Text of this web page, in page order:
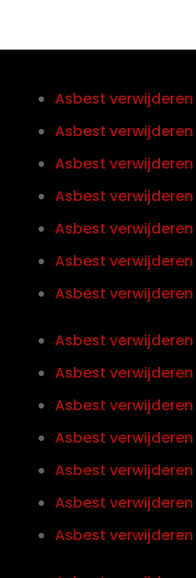
Asbest
Asbest
Asbest verwijderen
Asbest
Asbest verwijderen
Asbest
Asbest
Asbest
Asbest verwijderen
Asbest
Asbest verwijderen
Asbest
Asbest
Asbest